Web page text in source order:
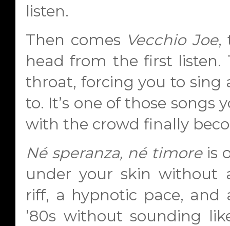
listen.
Then comes Vecchio Joe,
head from the first listen.
throat, forcing you to sing
to. It’s one of those songs
with the crowd finally
Né speranza, né timoreis
under your skin without
riff, a hypnotic pace, and
’80s without sounding